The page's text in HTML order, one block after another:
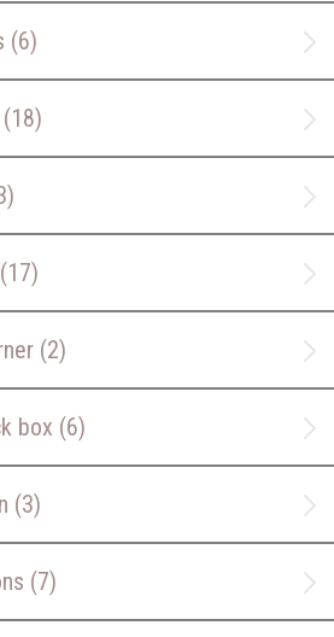
(6)
(18)
(17)
(2)
box (6)
(3)
(7)